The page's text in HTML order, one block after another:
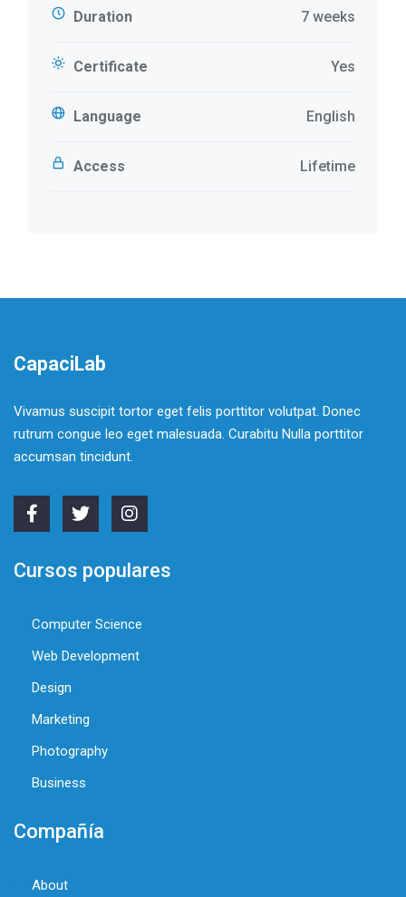
Duration 7 weeks
Certificate Yes
Language English
Access Lifetime
CapaciLab
Vivamus suscipit tortor eget felis porttitor volutpat. Donec
rutrum congue leo eget malesuada. Curabitu Nulla porttitor
accumsan tincidunt.
Cursos populares
Computer Science
Web Development
Design
Marketing
Photography
Business
Compañía
About